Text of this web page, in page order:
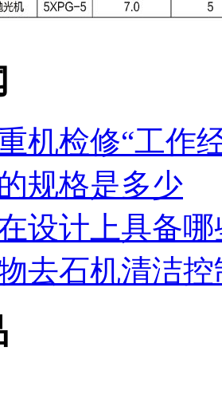
机检修“工作
规格是多少
设计上具备
去石机清洁